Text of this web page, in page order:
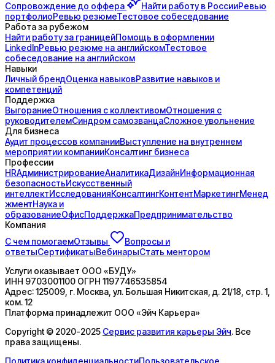
Сопровождение до оффера Найти работу в РоссииРевью
портфолиоРевью резюмеТестовое собеседование
Работа за рубежом
Найти работу за границейПомощь в оформлении
LinkedInРевью резюме на английскомТестовое
собеседование на английском
Навыки
Личный брендОценка навыковРазвитие навыков и
компетенций
Поддержка
ВыгораниеОтношения с коллективомОтношения с
руководителемСиндром самозванцаСложное увольнение
Для бизнеса
Аудит процессов компанииВыступление на внутреннем
мероприятии компанииКонсалтинг бизнеса
Профессии
HRАдминистрированиеАналитикаДизайнИнформационная
безопасностьИскусственный
интеллектИсследованияКонсалтингКонтентМаркетингМенед
жментНаука и
образованиеОфисПоддержкаПредпринимательство
Компания
С чем помогаемОтзывы
Вопросы и
ответыСертификатыВебинарыСтать ментором
Услуги оказывает ООО «БУДУ»
ИНН 9703001100 ОГРН 1197746535854
Адрес:125009, г. Москва, ул. Большая Никитская, д. 21/18, стр. 1,
ком. 12
Платформа принадлежит ООО «Эйч Карьера»
Copyright © 2020-2025 Сервис развития карьеры Эйч. Все
права защищены.